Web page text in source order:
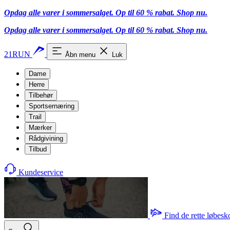
Opdag alle varer i sommersalget. Op til 60 % rabat. Shop nu.
Opdag alle varer i sommersalget. Op til 60 % rabat. Shop nu.
21RUN Åbn menu Luk
Dame
Herre
Tilbehør
Sportsernæring
Trail
Mærker
Rådgivining
Tilbud
Kundeservice
Find de rette